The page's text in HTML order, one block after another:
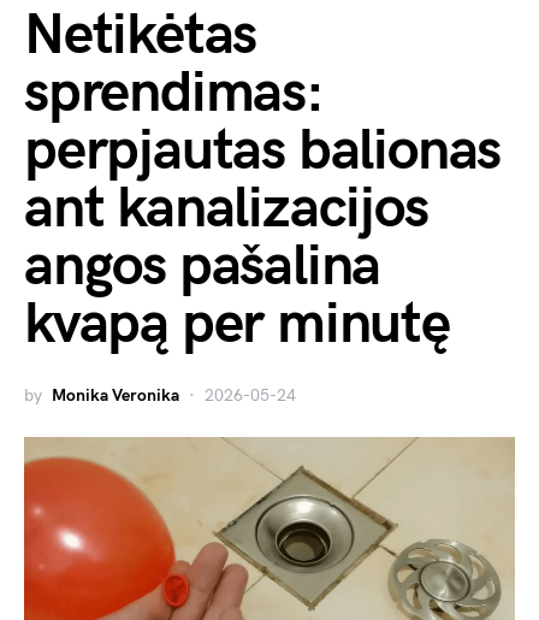
Netikėtas
sprendimas:
perpjautas balionas
ant kanalizacijos
angos pašalina
kvapą per minutę
by Monika Veronika 2026-05-24